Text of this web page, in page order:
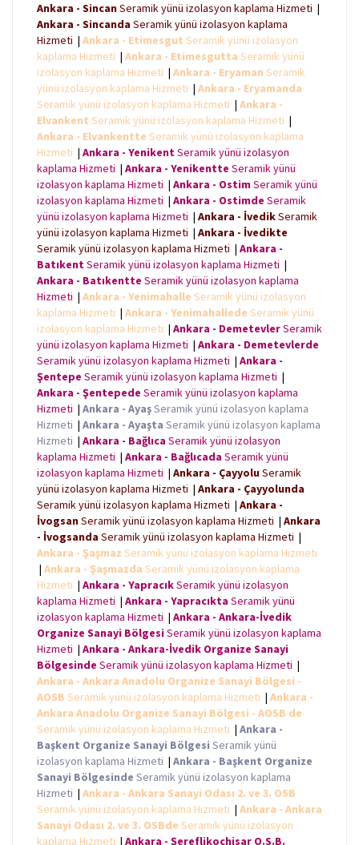
o
o
k
e
r
A
p
p
n
g
e
Ankara - SincanSeramik yünü izolasyon kaplama Hizmeti |
Ankara - Sincanda Seramik yünü izolasyon kaplama
Hizmeti | Ankara - Etimesgut Seramik yünü izolasyon
kaplama Hizmeti | Ankara - Etimesgutta Seramik yünü
izolasyon kaplama Hizmeti | Ankara - Eryaman Seramik
yünü izolasyon kaplama Hizmeti | Ankara - Eryamanda
Seramik yünü izolasyon kaplama Hizmeti | Ankara -
Elvankent Seramik yünü izolasyon kaplama Hizmeti |
Ankara - Elvankentte Seramik yünü izolasyon kaplama
Hizmeti | Ankara - YenikentSeramik yünü izolasyon
kaplama Hizmeti | Ankara - Yenikentte Seramik yünü
izolasyon kaplama Hizmeti | Ankara - OstimSeramik yünü
izolasyon kaplama Hizmeti | Ankara - Ostimde Seramik
yünü izolasyon kaplama Hizmeti | Ankara - İvedikSeramik
yünü izolasyon kaplama Hizmeti | Ankara - İvedikte
Seramik yünü izolasyon kaplama Hizmeti | Ankara -
BatıkentSeramik yünü izolasyon kaplama Hizmeti |
Ankara - Batıkentte Seramik yünü izolasyon kaplama
Hizmeti | Ankara - Yenimahalle Seramik yünü izolasyon
kaplama Hizmeti | Ankara - Yenimahallede Seramik yünü
izolasyon kaplama Hizmeti | Ankara - DemetevlerSeramik
yünü izolasyon kaplama Hizmeti | Ankara - Demetevlerde
Seramik yünü izolasyon kaplama Hizmeti | Ankara -
Şentepe Seramik yünü izolasyon kaplama Hizmeti |
Ankara - Şentepede Seramik yünü izolasyon kaplama
Hizmeti | Ankara - AyaşSeramik yünü izolasyon kaplama
Hizmeti | Ankara - Ayaşta Seramik yünü izolasyon kaplama
Hizmeti | Ankara - Bağlıca Seramik yünü izolasyon
kaplama Hizmeti | Ankara - Bağlıcada Seramik yünü
izolasyon kaplama Hizmeti | Ankara - ÇayyoluSeramik
yünü izolasyon kaplama Hizmeti | Ankara - Çayyolunda
Seramik yünü izolasyon kaplama Hizmeti | Ankara -
İvogsanSeramik yünü izolasyon kaplama Hizmeti | Ankara
- İvogsanda Seramik yünü izolasyon kaplama Hizmeti |
Ankara - Şaşmaz Seramik yünü izolasyon kaplama Hizmeti
| Ankara - Şaşmazda Seramik yünü izolasyon kaplama
Hizmeti | Ankara - YapracıkSeramik yünü izolasyon
kaplama Hizmeti | Ankara - Yapracıkta Seramik yünü
izolasyon kaplama Hizmeti | Ankara - Ankara-İvedik
Organize Sanayi BölgesiSeramik yünü izolasyon kaplama
Hizmeti | Ankara - Ankara-İvedik Organize Sanayi
Bölgesinde Seramik yünü izolasyon kaplama Hizmeti |
Ankara - Ankara Anadolu Organize Sanayi Bölgesi -
AOSB Seramik yünü izolasyon kaplama Hizmeti | Ankara -
Ankara Anadolu Organize Sanayi Bölgesi - AOSB de
Seramik yünü izolasyon kaplama Hizmeti | Ankara -
Başkent Organize Sanayi Bölgesi Seramik yünü
izolasyon kaplama Hizmeti | Ankara - Başkent Organize
Sanayi Bölgesinde Seramik yünü izolasyon kaplama
Hizmeti | Ankara - Ankara Sanayi Odası 2. ve 3. OSB
Seramik yünü izolasyon kaplama Hizmeti | Ankara - Ankara
Sanayi Odası 2. ve 3. OSBde Seramik yünü izolasyon
kaplama Hizmeti | Ankara - Şereflikoçhisar O.S.B.